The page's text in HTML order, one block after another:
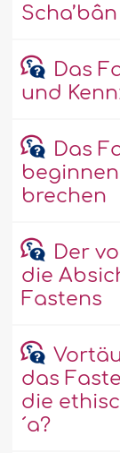
Das
und
Das
brechen
Der
die
Fastens
das
die
´a?